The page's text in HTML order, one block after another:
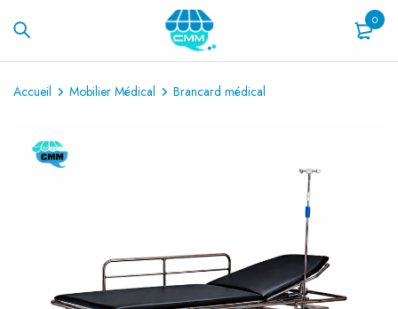
0
Accueil Mobilier Médical Brancard médical